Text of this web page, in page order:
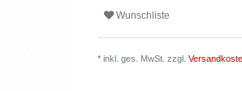
Wunschliste
* inkl. ges. MwSt. zzgl.